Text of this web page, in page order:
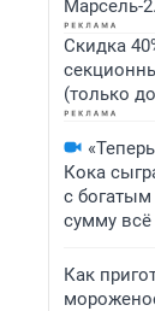
Марсель-
Скидка
(только
Кока
с
сумму
Как